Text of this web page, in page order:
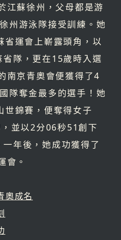
江蘇徐州，父母都是游
州游泳隊接受訓練。她
省運會上嶄露頭角，以
隊，更在15歲時入選
南京青奧會便獲得了4
隊奪金最多的選手！她
世錦賽，便奪得女子
並以2分06秒51創下
年後，她成功獲得了
會。
奧成名